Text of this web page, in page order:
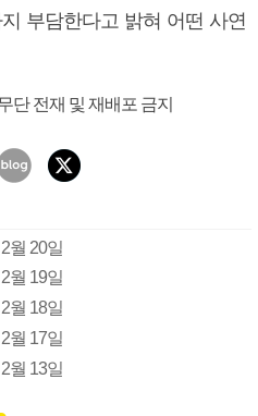
부담한다고 밝혀 어떤 사연
단 전재 및 재배포 금지
월 20일
월 19일
월 18일
월 17일
월 13일